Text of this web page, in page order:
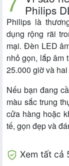
Philips
Philips là
dụng rộng rãi
mại. Đèn LED
nhỏ gọn, lắp âm
25.000 giờ và
Nếu bạn đang
màu sắc trung
cửa hàng hoặc
tế, gọn đẹp và
Xem tất cả